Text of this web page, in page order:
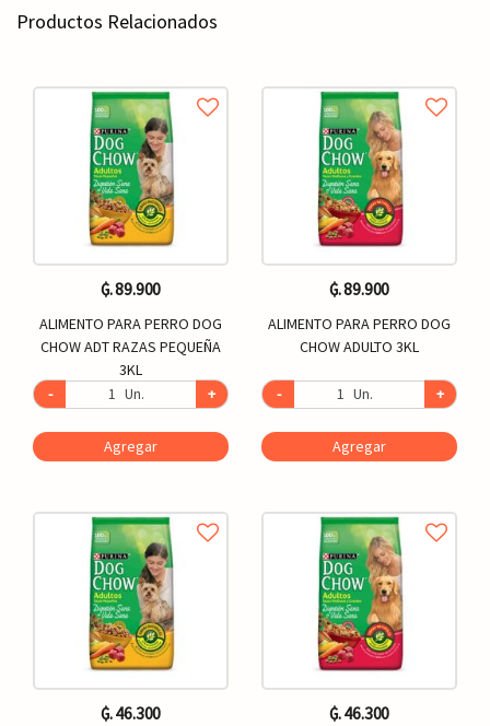
Productos Relacionados
₲. 89.900
ALIMENTO PARA PERRO DOG
CHOW ADT RAZAS PEQUEÑA
3KL
-
Un. +
Agregar
₲. 46.300
₲. 89.900
ALIMENTO PARA PERRO DOG
CHOW ADULTO 3KL
- Un. +
Agregar
₲. 46.300